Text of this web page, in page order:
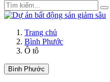
Trang chủ
Bình Phước
Ô tô
Bình Phước